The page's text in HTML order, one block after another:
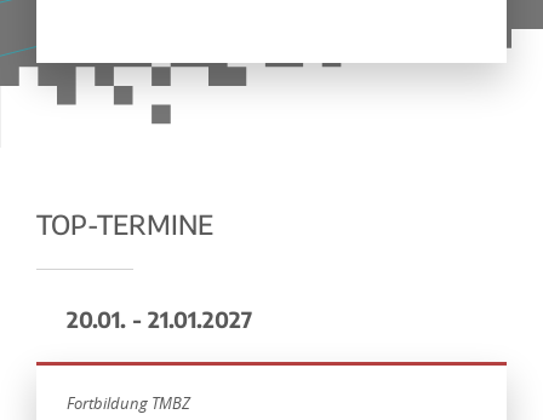
TOP-TERMINE
20.01. - 21.01.2027
Fortbildung TMBZ